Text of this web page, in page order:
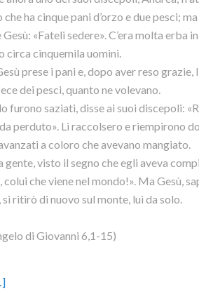
ha cinque pani d’orzo e due pesci;
Gesù: «Fateli sedere». C’era molta erba
circa cinquemila uomini.
prese i pani e, dopo aver reso grazie,
dei pesci, quanto ne volevano.
furono saziati, disse ai suoi discepoli:
perduto». Li raccolsero e riempirono
a coloro che avevano mangiato.
gente, visto il segno che egli aveva
che viene nel mondo!». Ma Gesù,
ritirò di nuovo sul monte, lui da solo.
di Giovanni 6,1-15)